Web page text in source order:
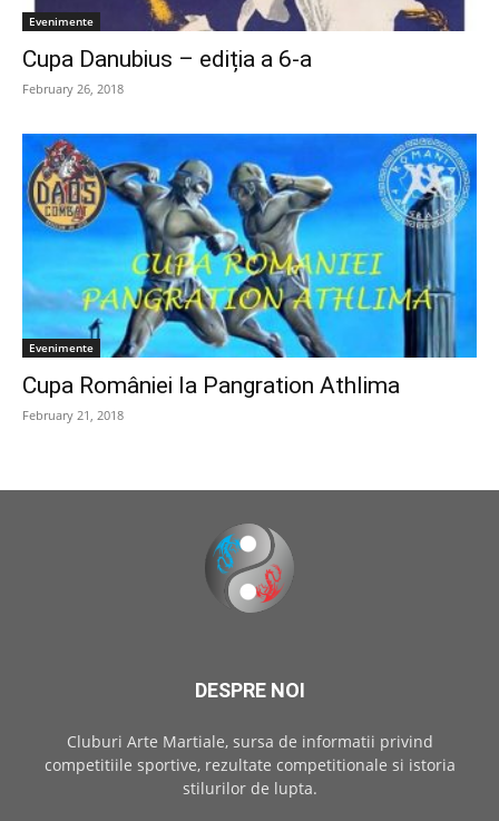
Evenimente
Cupa Danubius – ediția a 6-a
February 26, 2018
Evenimente
Cupa României la Pangration Athlima
February 21, 2018
DESPRE NOI
Cluburi Arte Martiale, sursa de informatii privind
competitiile sportive, rezultate competitionale si istoria
stilurilor de lupta.